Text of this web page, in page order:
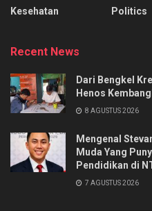
Kesehatan
Politics
Recent News
Dari Bengkel
Henos
8 AGUSTUS 2026
Mengenal
Muda Yang
Pendidikan di
7 AGUSTUS 2026